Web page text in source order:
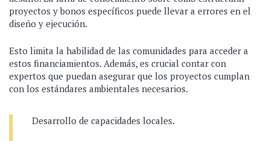
proyectos y bonos específicos puede llevar a errores en el
diseño y ejecución.
Esto limita la habilidad de las comunidades para acceder a
estos financiamientos. Además, es crucial contar con
expertos que puedan asegurar que los proyectos cumplan
con los estándares ambientales necesarios.
Desarrollo de capacidades locales.